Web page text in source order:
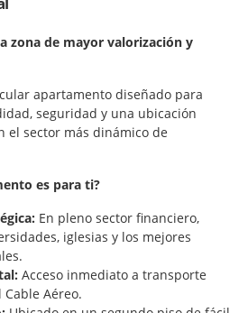
zona de mayor valorización y
apartamento diseñado para
seguridad y una ubicación
el sector más dinámico de
es para ti?
En pleno sector financiero,
iglesias y los mejores
Acceso inmediato a transporte
Aéreo.